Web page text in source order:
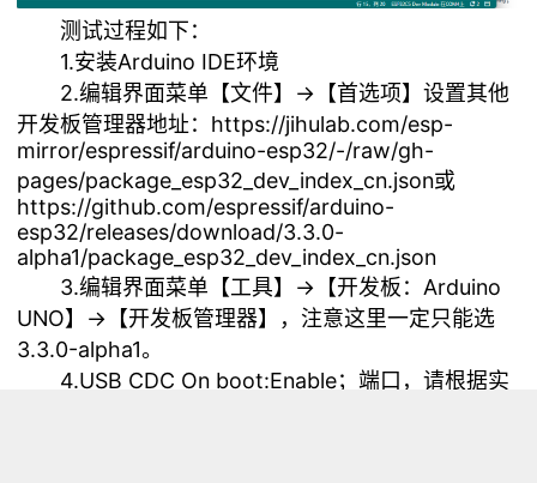
测试过程如下：
1.安装Arduino IDE环境
2.编辑界面菜单【文件】->【首选项】设置其他
开发板管理器地址：https://jihulab.com/esp-
mirror/espressif/arduino-esp32/-/raw/gh-
pages/package_esp32_dev_index_cn.json或
https://github.com/espressif/arduino-
esp32/releases/download/3.3.0-
alpha1/package_esp32_dev_index_cn.json
3.编辑界面菜单【工具】->【开发板：Arduino
UNO】->【开发板管理器】，注意这里一定只能选
3.3.0-alpha1。
4.USB CDC On boot:Enable；端口，请根据实